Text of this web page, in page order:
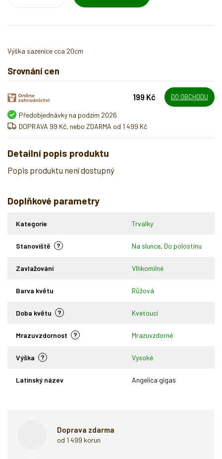
Výška sazenice cca 20cm
Srovnání cen
199 Kč DO OBCHODU
Předobjednávky na podzim 2026
DOPRAVA 99 Kč, nebo ZDARMA od 1 499 Kč
Detailní popis produktu
Popis produktu není dostupný
Doplňkové parametry
Kategorie Trvalky
?
Stanoviště Na slunce, Do polostínu
Zavlažování Vlhkomilné
Barva květu Růžová
?
Doba květu Kvetoucí
?
Mrazuvzdornost Mrazuvzdorné
?
Výška Vysoké
Latinský název Angelica gigas
Doprava zdarma
od 1 499 korun